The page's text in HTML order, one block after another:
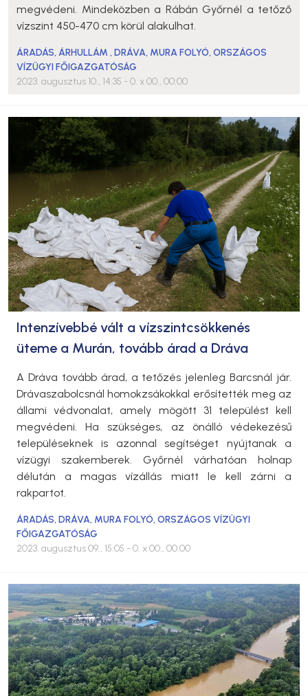
megvédeni. Mindeközben a Rábán Győrnél a tetőző
vízszint 450-470 cm körül alakulhat.
ÁRADÁS,ÁRHULLÁM ,DRÁVA, MURA FOLYÓ,ORSZÁGOS
VÍZÜGYI FŐIGAZGATÓSÁG
2023. augusztus 10., 14:35 - 0. x 00., 00:00
Intenzívebbé vált a vízszintcsökkenés
üteme a Murán, tovább árad a Dráva
A Dráva tovább árad, a tetőzés jelenleg Barcsnál jár.
Drávaszabolcsnál homokzsákokkal erősítették meg az
állami védvonalat, amely mögött 31 települést kell
megvédeni. Ha szükséges, az önálló védekezésű
településeknek is azonnal segítséget nyújtanak a
vízügyi szakemberek. Győrnél várhatóan holnap
délután a magas vízállás miatt le kell zárni a
rakpartot.
ÁRADÁS,DRÁVA, MURA FOLYÓ,ORSZÁGOS VÍZÜGYI
FŐIGAZGATÓSÁG
2023. augusztus 09., 15:05 - 0. x 00., 00:00